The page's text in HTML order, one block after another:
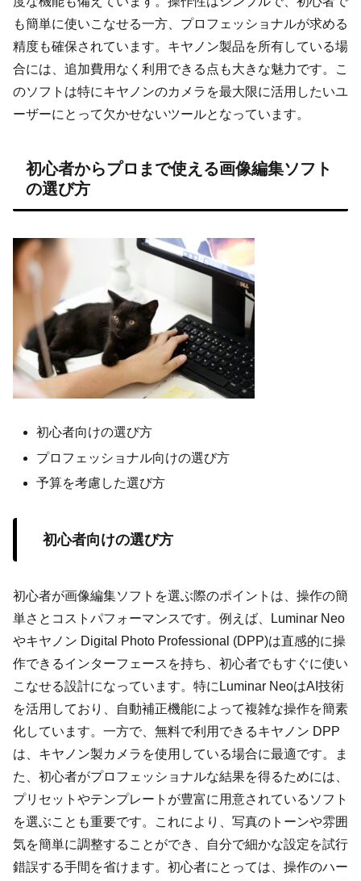
も簡単に使いこなせる一方、プロフェッショナルが求める
精度も確保されています。キヤノン製品を所有している場
合には、追加費用なく利用できる点も大きな魅力です。こ
のソフトは特にキヤノンのカメラを最大限に活用したいユ
ーザーにとって欠かせないツールとなっています。
初心者からプロまで使える画像編集ソフト
の選び方
初心者向けの選び方
プロフェッショナル向けの選び方
予算を考慮した選び方
初心者向けの選び方
初心者が画像編集ソフトを選ぶ際のポイントは、操作の簡
単さとコストパフォーマンスです。例えば、Luminar Neo
やキヤノン Digital Photo Professional (DPP)は直感的に操
作できるインターフェースを持ち、初心者でもすぐに使い
こなせる設計になっています。特にLuminar NeoはAI技術
を活用しており、自動補正機能によって複雑な操作を簡素
化しています。一方で、無料で利用できるキヤノン DPP
は、キヤノン製カメラを使用している場合に最適です。ま
た、初心者がプロフェッショナルな結果を得るためには、
プリセットやテンプレートが豊富に用意されているソフト
を選ぶことも重要です。これにより、写真のトーンや雰囲
気を簡単に調整することができ、自分で細かな設定を試行
錯誤する手間を省けます。初心者にとっては、操作のハー